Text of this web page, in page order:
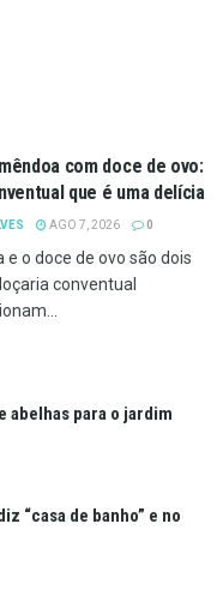
com doce de ovo:
que é uma delícia
AGO 7, 2026 0
e o doce de ovo são dois
conventual
abelhas para o jardim
“casa de banho” e no